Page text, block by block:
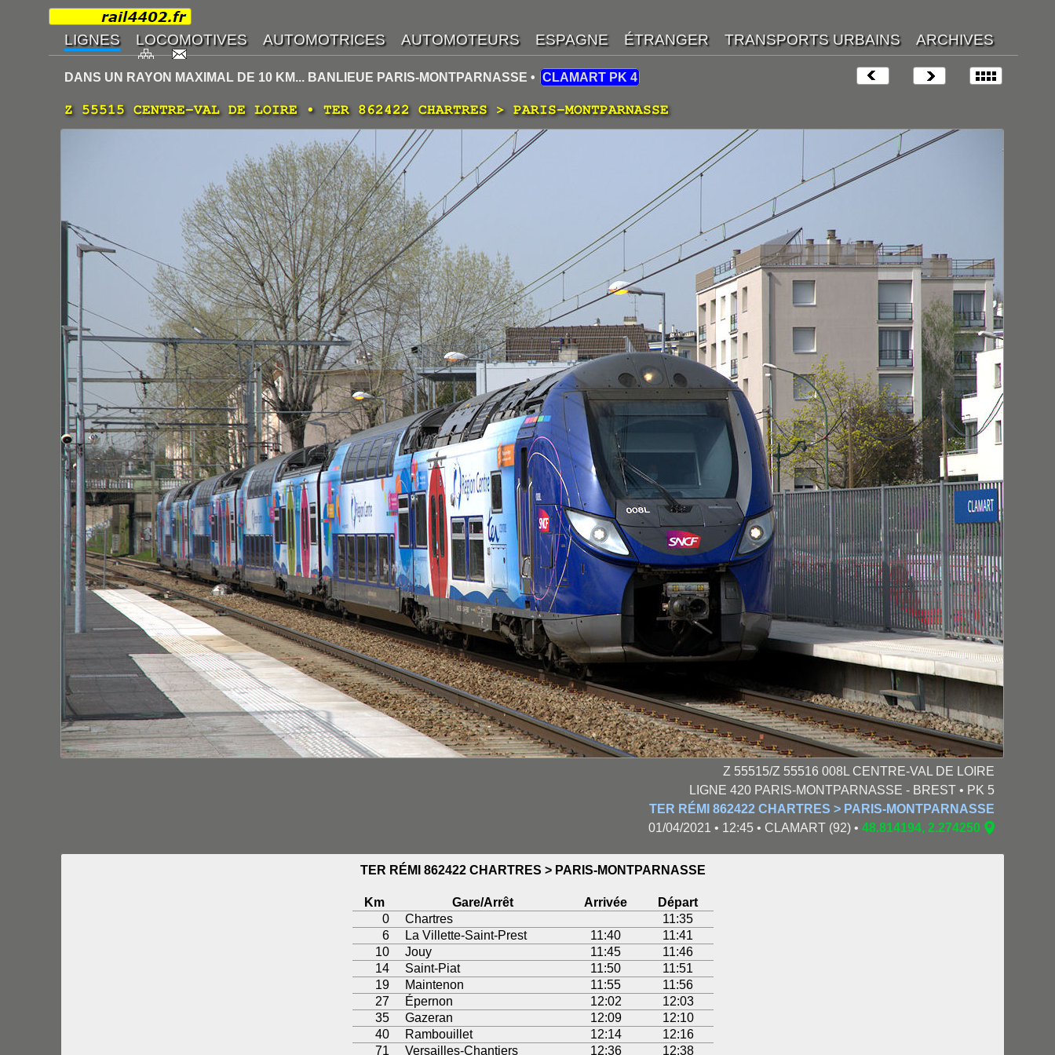
DANS UN RAYON MAXIMAL DE 10 KM... BANLIEUE PARIS-MONTPARNASSE • CLAMART PK 4
Z 55515 CENTRE-VAL DE LOIRE • TER 862422 CHARTRES > PARIS-MONTPARNASSE
Z 55515/Z 55516 008L CENTRE-VAL DE LOIRE
LIGNE 420 PARIS-MONTPARNASSE - BREST • PK 5
TER RÉMI 862422 CHARTRES > PARIS-MONTPARNASSE
01/04/2021 • 12:45 • CLAMART (92) • 48.814194, 2.274250
TER RÉMI 862422 CHARTRES > PARIS-MONTPARNASSE
Km Gare/Arrêt Arrivée
Départ
0
Chartres
11:35
6
La Villette-Saint-Prest 11:40
11:41
10
Jouy 11:45
11:46
14
Saint-Piat 11:50
11:51
19
Maintenon 11:55
11:56
27
Épernon 12:02
12:03
35
Gazeran 12:09
12:10
40
Rambouillet 12:14
12:16
71
Versailles-Chantiers 12:36 12:38